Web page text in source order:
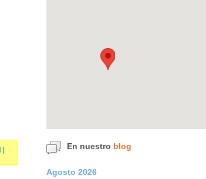
En nuestro blog
Agosto 2026